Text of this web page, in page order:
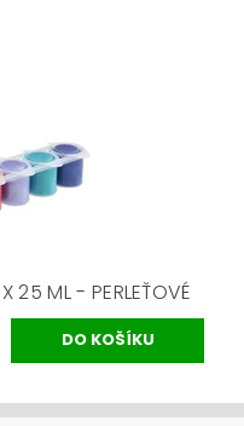
25 ML - PERLEŤOVÉ